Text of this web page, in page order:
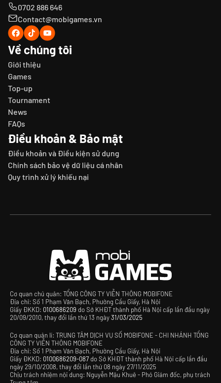
0702 886 646
Contact@mobigames.vn
Về chúng tôi
Giới thiệu
Games
Top-up
Tournament
News
FAQs
Điều khoản & Bảo mật
Điều khoản và Điều kiện sử dụng
Chính sách bảo vệ dữ liệu cá nhân
Quy trình xử lý khiếu nại
Cơ quan chủ quản: TỔNG CÔNG TY VIỄN THÔNG MOBIFONE
Địa chỉ: Số 1 Phạm Văn Bạch, Phường Cầu Giấy, Hà Nội
Giấy ĐKKD: 0100686209 do Sở KHĐT thành phố Hà Nội cấp lần đầu ngày
20/09/2010, thay đổi lần thứ 13 ngày31/03/2025
Cơ quan quản lí: TRUNG TÂM DỊCH VỤ SỐ MOBIFONE - CHI NHÁNH TỔNG
CÔNG TY VIỄN THÔNG MOBIFONE
Địa chỉ: Số 1 Phạm Văn Bạch, Phường Cầu Giấy, Hà Nội
Giấy ĐKKD: 0100686209-087do Sở KHĐT thành phố Hà Nội cấp lần đầu
ngày 29/10/2008, thay đổi lần thứ 08 ngày 27/11/2025
Chịu trách nhiệm nội dung: Nguyễn Mậu Khuê - Phó Giám đốc, phụ trách